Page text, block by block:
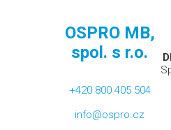
OSPRO MB,
spol. s r.o.
+420 800 405 504
info@ospro.cz